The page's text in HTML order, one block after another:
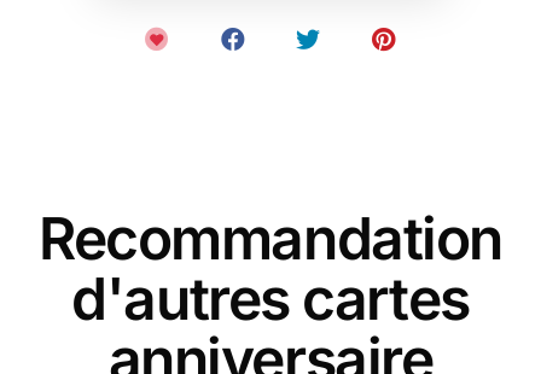
Recommandation
d'autres cartes
anniversaire